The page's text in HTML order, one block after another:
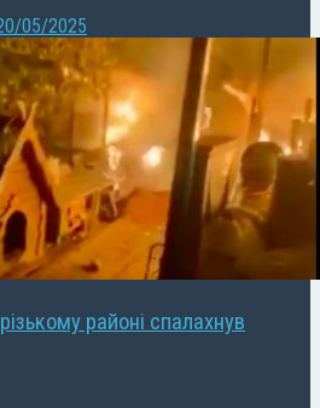
05/2025
районі спалахнув